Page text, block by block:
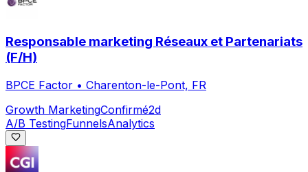
Responsable marketing Réseaux et Partenariats
(F/H)
BPCE Factor • Charenton-le-Pont, FR
Growth MarketingConfirmé2d
A/B TestingFunnelsAnalytics